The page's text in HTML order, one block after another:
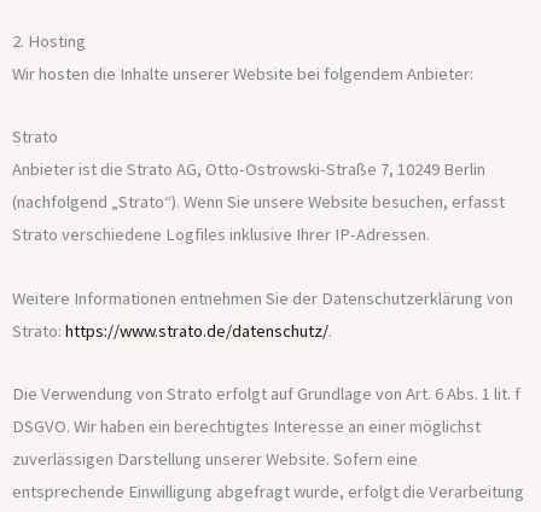
2. Hosting
Wir hosten die Inhalte unserer Website bei folgendem Anbieter:
Strato
Anbieter ist die Strato AG, Otto-Ostrowski-Straße 7, 10249 Berlin
(nachfolgend „Strato“). Wenn Sie unsere Website besuchen, erfasst
Strato verschiedene Logfiles inklusive Ihrer IP-Adressen.
Weitere Informationen entnehmen Sie der Datenschutzerklärung von
Strato: https://www.strato.de/datenschutz/.
Die Verwendung von Strato erfolgt auf Grundlage von Art. 6 Abs. 1 lit. f
DSGVO. Wir haben ein berechtigtes Interesse an einer möglichst
zuverlässigen Darstellung unserer Website. Sofern eine
entsprechende Einwilligung abgefragt wurde, erfolgt die Verarbeitung